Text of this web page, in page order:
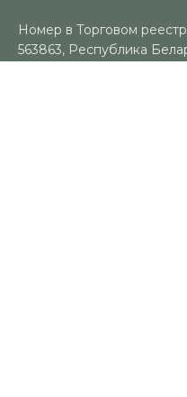
Номер в Торговом
563863, Республика